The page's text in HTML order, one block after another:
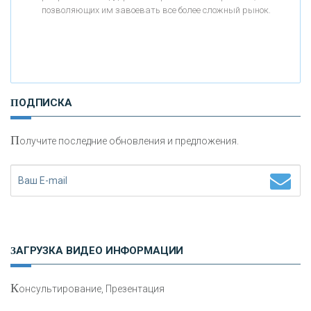
«НАЦИОНАЛЬНЫЙ КЛИРИНГОВЫЙ ЦЕНТР»
«ФК ОТКРЫТИЕ»
позволяющих им завоевать все более сложный рынок.
ПОДПИСКА
Получите последние обновления и предложения.
ЗАГРУЗКА ВИДЕО ИНФОРМАЦИИ
Консультирование, Презентация